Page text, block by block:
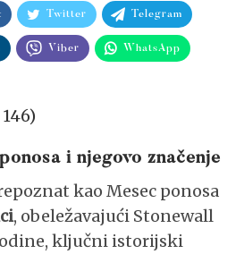
Twitter Telegram
Viber WhatsApp
i njegovo značenje
kao Mesec ponosa
, obeležavajući Stonewall
ključni istorijski